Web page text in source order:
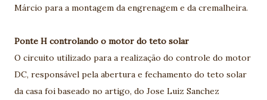
Márcio para a montagem da engrenagem e da cremalheira.
Ponte H controlando o motor do teto solar
O circuito utilizado para a realização do controle do motor
DC, responsável pela abertura e fechamento do teto solar
da casa foi baseado no artigo, do Jose Luiz Sanchez